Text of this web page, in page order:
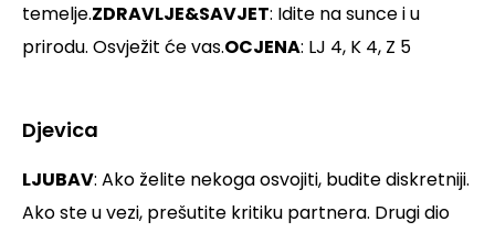
temelje.ZDRAVLJE&SAVJET: Idite na sunce i u
prirodu. Osvježit će vas.OCJENA: LJ 4, K 4, Z 5
Djevica
LJUBAV: Ako želite nekoga osvojiti, budite diskretniji.
Ako ste u vezi, prešutite kritiku partnera. Drugi dio